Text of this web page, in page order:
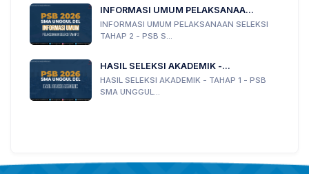
INFORMASI UMUM PELAKSANAA...
INFORMASI UMUM PELAKSANAAN SELEKSI
TAHAP 2 - PSB S...
HASIL SELEKSI AKADEMIK -...
HASIL SELEKSI AKADEMIK - TAHAP 1 - PSB
SMA UNGGUL...